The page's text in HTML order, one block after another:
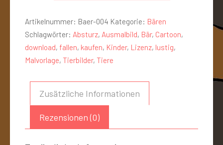
Artikelnummer: Baer-004 Kategorie: Bären
Schlagwörter: Absturz, Ausmalbild, Bär, Cartoon,
download, fallen, kaufen, Kinder, Lizenz, lustig,
Malvorlage, Tierbilder, Tiere
Zusätzliche Informationen
Rezensionen (0)